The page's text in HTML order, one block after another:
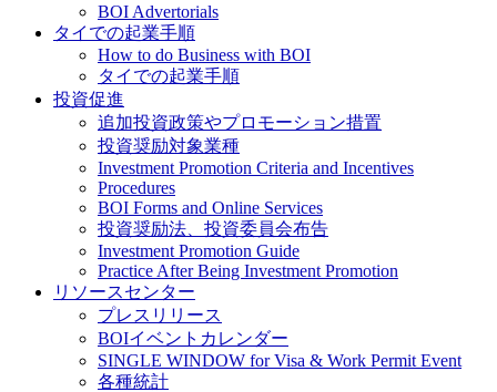
BOI Advertorials
タイでの起業手順
How to do Business with BOI
タイでの起業手順
投資促進
追加投資政策やプロモーション措置
投資奨励対象業種
Investment Promotion Criteria and Incentives
Procedures
BOI Forms and Online Services
投資奨励法、投資委員会布告
Investment Promotion Guide
Practice After Being Investment Promotion
リソースセンター
プレスリリース
BOIイベントカレンダー
SINGLE WINDOW for Visa & Work Permit Event
各種統計